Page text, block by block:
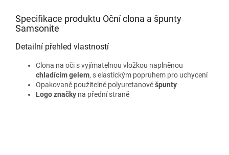
Specifikace produktu Oční clona a špunty
Samsonite
Detailní přehled vlastností
Clona na oči s vyjímatelnou vložkou naplněnou
chladícím gelem, s elastickým popruhem pro uchycení
Opakovaně použitelné polyuretanovéšpunty
Logo značky na přední straně